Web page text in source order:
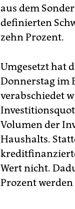
aus dem
definierten
zehn Prozent.
Umgesetzt hat
Donnerstag im
verabschiedet
Volumen der
Haushalts.
Wert nicht.
Prozent